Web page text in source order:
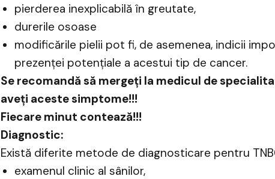
pierderea inexplicabilă în greutate,
durerile osoase
modificările pielii pot fi, de asemenea, indicii
prezenței potențiale a acestui tip de cancer.
Se recomandă să mergeți la medicul de
aveți aceste simptome!!!
Fiecare minut contează!!!
Diagnostic:
Există diferite metode de diagnosticare pentru
examenul clinic al sânilor,